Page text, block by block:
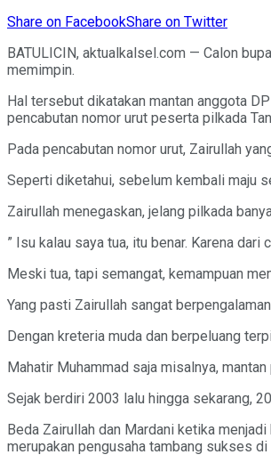
Share on FacebookShare on Twitter
BATULICIN, aktualkalsel.com — Calon
memimpin.
Hal tersebut dikatakan mantan anggota
pencabutan nomor urut peserta pilkada
Pada pencabutan nomor urut, Zairullah
Seperti diketahui, sebelum kembali maju
Zairullah menegaskan, jelang pilkada
” Isu kalau saya tua, itu benar. Karena dari
Meski tua, tapi semangat, kemampuan
Yang pasti Zairullah sangat
Dengan kreteria muda dan berpeluang
Mahatir Muhammad saja misalnya,
Sejak berdiri 2003 lalu hingga sekarang,
Beda Zairullah dan Mardani ketika
merupakan pengusaha tambang sukses